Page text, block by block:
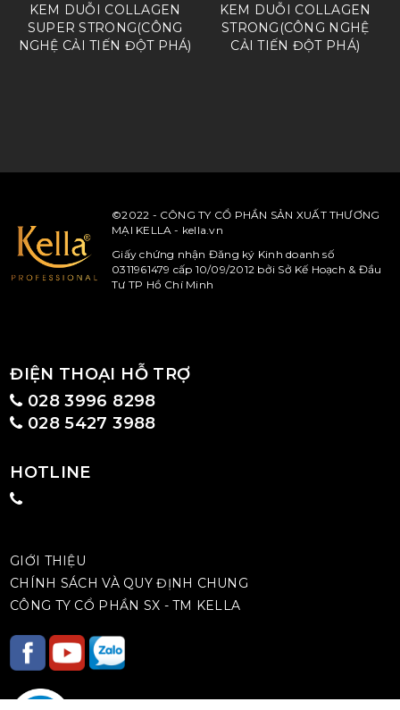
KEM DUỖI COLLAGEN
SUPER STRONG(CÔNG
NGHỆ CẢI TIẾN ĐỘT PHÁ)
KEM DUỖI COLLAGEN
STRONG(CÔNG NGHỆ
CẢI TIẾN ĐỘT PHÁ)
©2022 - CÔNG TY CỔ PHẦN SẢN XUẤT THƯƠNG
MẠI KELLA - kella.vn
Giấy chứng nhận Đăng ký Kinh doanh số
0311961479 cấp 10/09/2012 bởi Sở Kế Hoạch & Đầu
Tư TP Hồ Chí Minh
ĐIỆN THOẠI HỖ TRỢ
028 3996 8298
028 5427 3988
HOTLINE
GIỚI THIỆU
CHÍNH SÁCH VÀ QUY ĐỊNH CHUNG
CÔNG TY CỔ PHẦN SX - TM KELLA